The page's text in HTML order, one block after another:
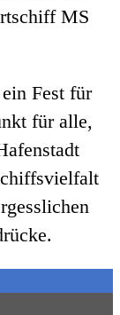
MS
Fest für
für alle,